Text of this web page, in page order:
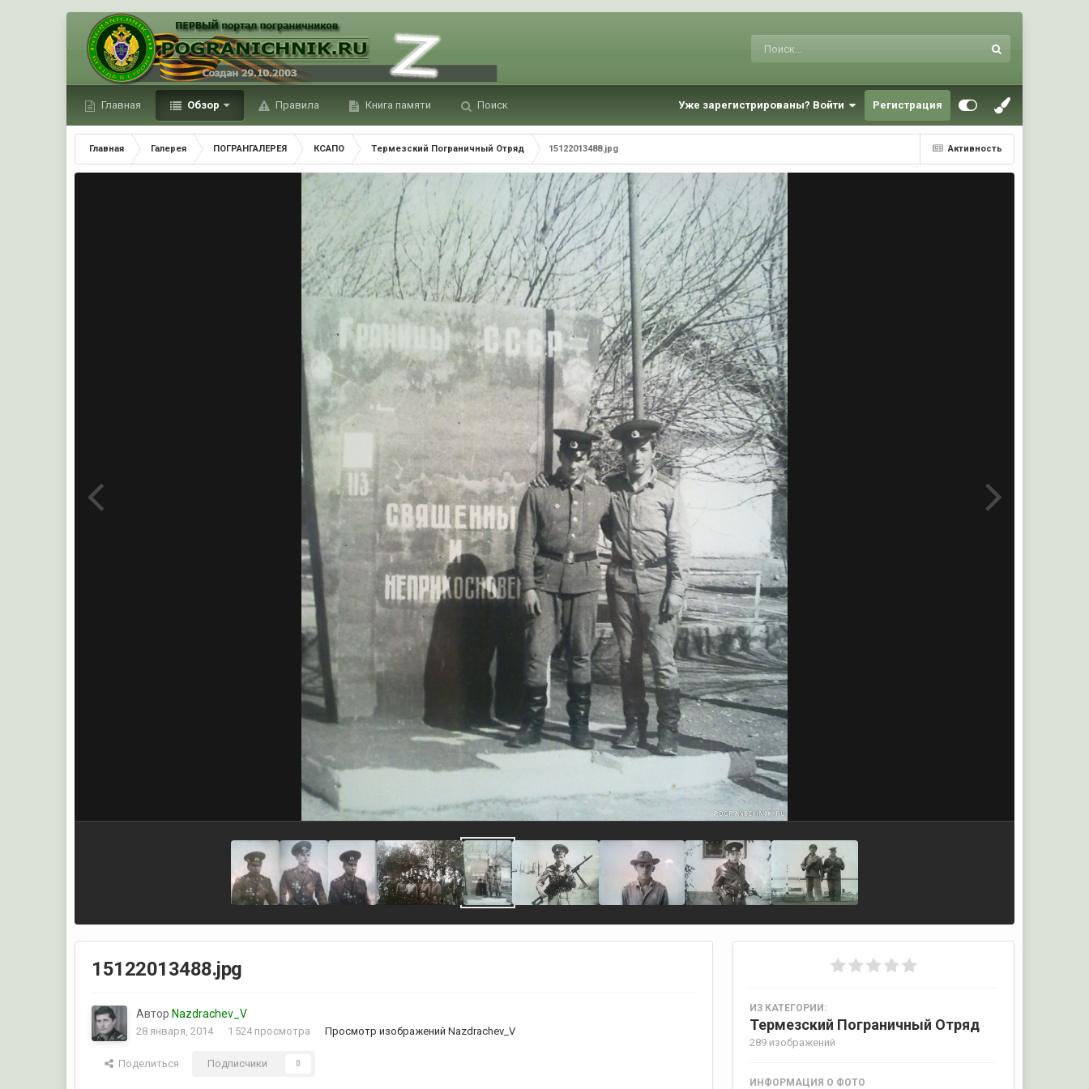
Главная Обзор Правила Книга памяти Поиск Уже зарегистрированы? Войти Регистрация
Активность
Главная Галерея ПОГРАНГАЛЕРЕЯ КСАПО Термезский Пограничный Отряд 15122013488.jpg
15122013488.jpg
Автор Nazdrachev_V
28 января, 2014 1 524 просмотра Просмотр изображений Nazdrachev_V
Поделиться Подписчики 0
ИЗ КАТЕГОРИИ:
Термезский Пограничный Отряд ·
289 изображений
ИНФОРМАЦИЯ О ФОТО